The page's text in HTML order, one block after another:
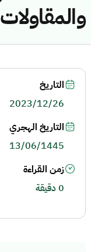
التاريخ
2023/12/26
التاريخ الهجري
13/06/1445
زمن القراءة
0 دقيقة